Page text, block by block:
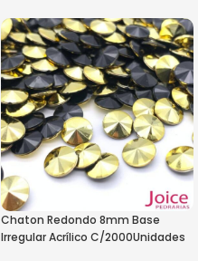
Chaton Redondo 8mm Base
Irregular Acrílico C/2000Unidades